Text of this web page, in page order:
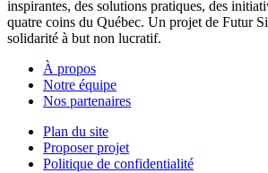
inspirantes, des solutions pratiques, des
quatre coins du Québec. Un projet de Futur
solidarité à but non lucratif.
À propos
Notre équipe
Nos partenaires
Plan du site
Proposer projet
Politique de confidentialité